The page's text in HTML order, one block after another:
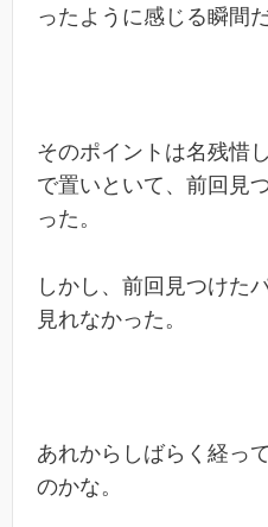
ったように感じる瞬間だ
そのポイントは名残惜
で置いといて、前回見
った。
しかし、前回見つけた
見れなかった。
あれからしばらく経っ
のかな。